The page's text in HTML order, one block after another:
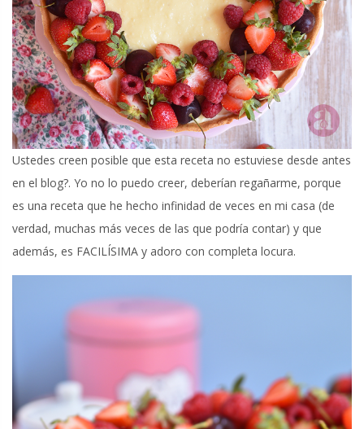
Ustedes creen posible que esta receta no estuviese desde antes
en el blog?. Yo no lo puedo creer, deberían regañarme, porque
es una receta que he hecho infinidad de veces en mi casa (de
verdad, muchas más veces de las que podría contar) y que
además, es FACILÍSIMA y adoro con completa locura.